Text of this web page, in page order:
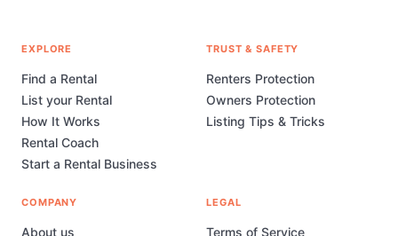
EXPLORE
Find a Rental
List your Rental
How It Works
Rental Coach
Start a Rental Business
TRUST & SAFETY
Renters Protection
Owners Protection
Listing Tips & Tricks
COMPANY
About us
LEGAL
Terms of Service